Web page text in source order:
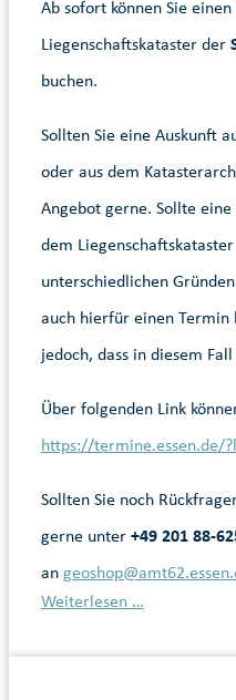
Ab sofort können Sie
Liegenschaftskataster der
buchen.
Sollten Sie eine Auskunft
oder aus dem
Angebot gerne. Sollte eine
dem
unterschiedlichen
auch hierfür einen Termin
jedoch, dass in diesem
Über folgenden Link
https://termine.essen.de/
Sollten Sie noch
gerne unter +49 201 88-
an
Weiterlesen …